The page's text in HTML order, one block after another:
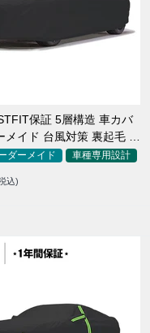
保証 5層構造 車カバ
メイド 台風対策 裏起毛 防
保護
ダーメイド 車種専用設計
込)